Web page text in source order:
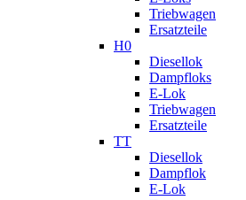
Triebwagen
Ersatzteile
H0
Diesellok
Dampfloks
E-Lok
Triebwagen
Ersatzteile
TT
Diesellok
Dampflok
E-Lok